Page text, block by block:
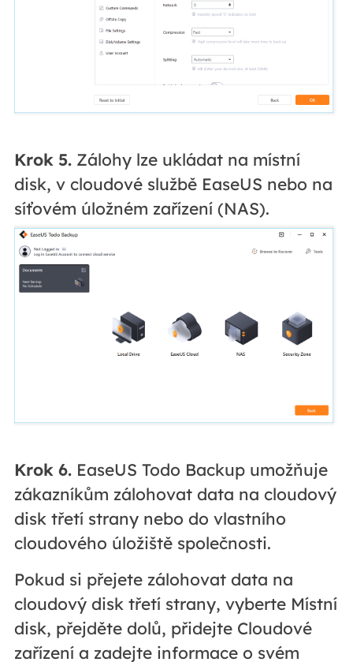
Krok 5.Zálohy lze ukládat na místní
disk, v cloudové službě EaseUS nebo na
síťovém úložném zařízení (NAS).
Krok 6.EaseUS Todo Backup umožňuje
zákazníkům zálohovat data na cloudový
disk třetí strany nebo do vlastního
cloudového úložiště společnosti.
Pokud si přejete zálohovat data na
cloudový disk třetí strany, vyberte Místní
disk, přejděte dolů, přidejte Cloudové
zařízení a zadejte informace o svém